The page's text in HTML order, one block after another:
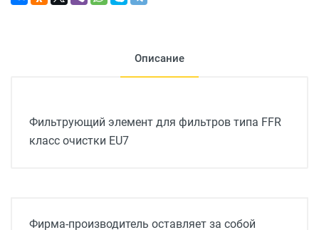
Описание
Фильтрующий элемент для фильтров типа FFR
класс очистки EU7
Фирма-производитель оставляет за собой